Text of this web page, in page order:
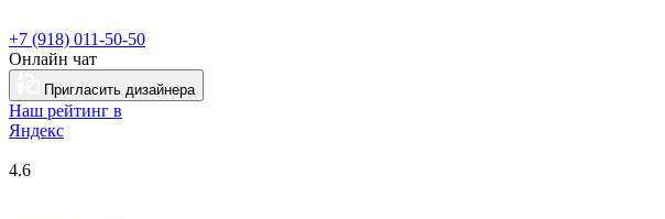
+7 (918) 011-50-50
Онлайн чат
Пригласить дизайнера
Наш рейтинг в
Яндекс
4.6